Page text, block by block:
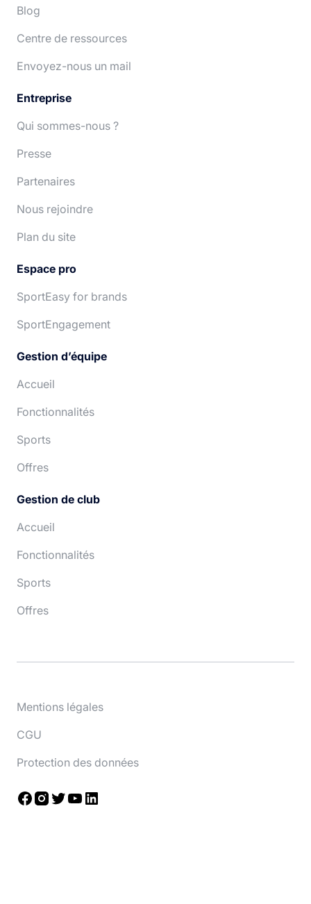
Deutsch
Blog
Centre de ressources
Envoyez-nous un mail
Entreprise
Qui sommes-nous ?
Presse
Partenaires
Nous rejoindre
Plan du site
Espace pro
SportEasy for brands
SportEngagement
Gestion d’équipe
Accueil
Fonctionnalités
Sports
Offres
Gestion de club
Accueil
Fonctionnalités
Sports
Offres
Mentions légales
CGU
Protection des données
Facebook
Instagram
TwitterYouTube